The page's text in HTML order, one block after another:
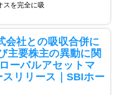
スを完全に吸
会社との吸収合併に
主要株主の異動に関
ーバルアセットマ
リリース｜SBIホー